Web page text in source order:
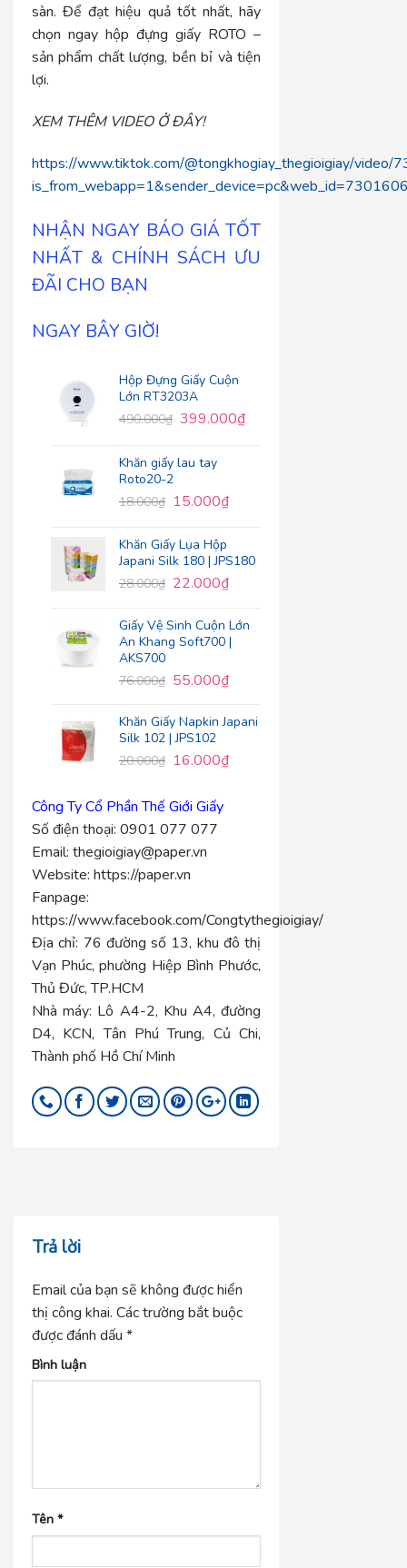
sàn. Để đạt hiệu quả tốt nhất, hãy
chọn ngay hộp đựng giấy ROTO –
sản phẩm chất lượng, bền bỉ và tiện
lợi.
XEM THÊM VIDEO Ở ĐÂY!
https://www.tiktok.com/@tongkhogiay_thegioigiay/
NHẬN NGAY BÁO GIÁ TỐT
NHẤT & CHÍNH SÁCH ƯU
ĐÃI CHO BẠN
NGAY BÂY GIỜ!
Hộp Đựng Giấy Cuộn
Lớn RT3203A
490.000₫ 399.000₫
Khăn giấy lau tay
Roto20-2
18.000₫ 15.000₫
Khăn Giấy Lụa Hộp
Japani Silk 180 | JPS180
28.000₫ 22.000₫
Giấy Vệ Sinh Cuộn Lớn
An Khang Soft700 |
AKS700
76.000₫ 55.000₫
Khăn Giấy Napkin Japani
Silk 102 | JPS102
20.000₫ 16.000₫
Công Ty Cổ Phần Thế Giới Giấy
Số điện thoại: 0901 077 077
Email: thegioigiay@paper.vn
Website: https://paper.vn
Fanpage:
https://www.facebook.com/Congtythegioigiay/
Địa chỉ: 76 đường số 13, khu đô thị
Vạn Phúc, phường Hiệp Bình Phước,
Thủ Đức, TP.HCM
Nhà máy: Lô A4-2, Khu A4, đường
D4, KCN, Tân Phú Trung, Củ Chi,
Thành phố Hồ Chí Minh
Trả lời
Email của bạn sẽ không được hiển
thị công khai. Các trường bắt buộc
được đánh dấu *
Bình luận
Tên *